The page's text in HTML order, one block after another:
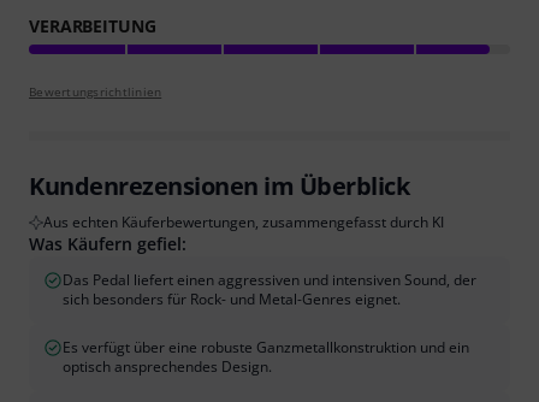
VERARBEITUNG
Bewertungsrichtlinien
Kundenrezensionen im Überblick
Aus echten Käuferbewertungen, zusammengefasst durch KI
Was Käufern gefiel:
Das Pedal liefert einen aggressiven und intensiven Sound, der
sich besonders für Rock- und Metal-Genres eignet.
Es verfügt über eine robuste Ganzmetallkonstruktion und ein
optisch ansprechendes Design.